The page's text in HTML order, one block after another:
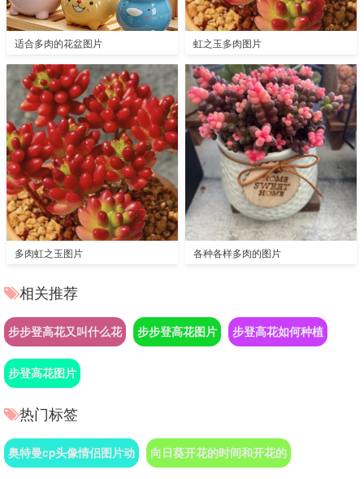
适合多肉的花盆图片 虹之玉多肉图片
多肉虹之玉图片 各种各样多肉的图片
相关推荐
步步登高花又叫什么花 步步登高花图片 步登高花如何种植
步登高花图片
热门标签
奥特曼cp头像情侣图片动 向日葵开花的时间和开花的